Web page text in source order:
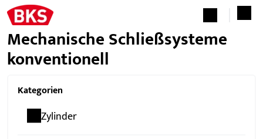
Mechanische Schließsysteme
konventionell
Kategorien
Zylinder